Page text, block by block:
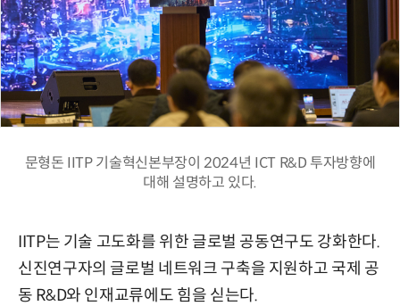
문형돈 IITP 기술혁신본부장이 2024년 ICT R&D 투자방향에
대해 설명하고 있다.
IITP는 기술 고도화를 위한 글로벌 공동연구도 강화한다.
신진연구자의 글로벌 네트워크 구축을 지원하고 국제 공
동 R&D와 인재교류에도 힘을 싣는다.